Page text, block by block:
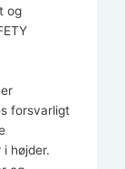
og
forsvarligt
højder.